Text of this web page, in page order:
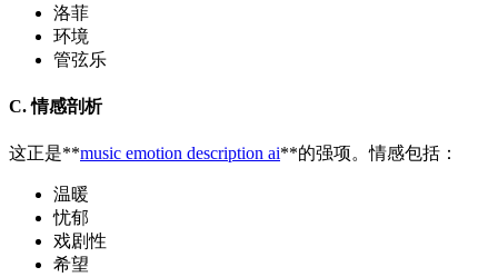
洛菲
环境
管弦乐
C. 情感剖析
这正是**music emotion description ai**的强项。情感包括：
温暖
忧郁
戏剧性
希望